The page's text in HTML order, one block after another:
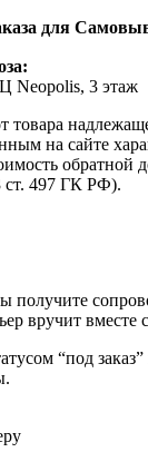
для
Neopolis, 3 этаж
товара
на сайте
обратной
ст. 497 ГК РФ).
получите
вручит вместе
“под